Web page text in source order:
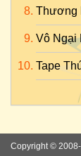
Thương
Vô Ngại
Tape
Copyright ©